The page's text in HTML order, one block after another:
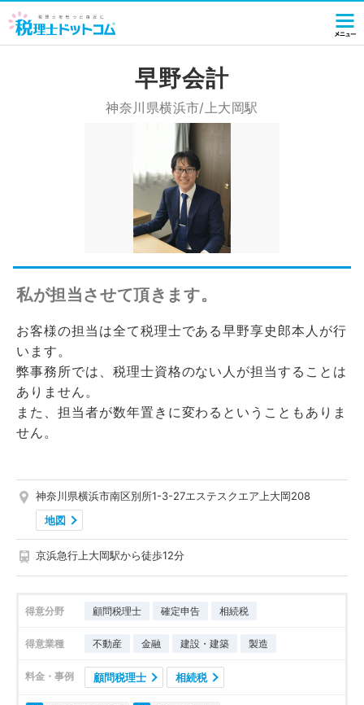
早野会計
神奈川県横浜市/上大岡駅
私が担当させて頂きます。
お客様の担当は全て税理士である早野享史郎本人が行
います。
弊事務所では、税理士資格のない人が担当することは
ありません。
また、担当者が数年置きに変わるということもありま
せん。
神奈川県横浜市南区別所1-3-27エステスクエア上大岡208
地図
京浜急行上大岡駅から徒歩12分
得意分野 顧問税理士 確定申告 相続税
得意業種 不動産 金融 建設・建築 製造
料金・事例 顧問税理士 相続税